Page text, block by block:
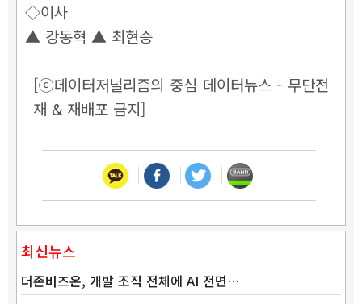
◇이사
▲ 강동혁 ▲ 최현승
[ⓒ데이터저널리즘의 중심 데이터뉴스 - 무단전
재 & 재배포 금지]
최신뉴스
더존비즈온, 개발 조직 전체에 AI 전면…